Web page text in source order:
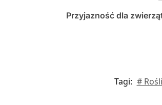
Przyjazność dla
Tagi: #